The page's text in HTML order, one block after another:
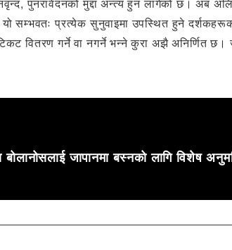
सम्भवतः प्रत्येक सुनुवाइमा उपस्थित हुने
वितरण गर्ने वा नगर्ने भन्ने कुरा अझै अनिर्णित
बोलानोसलाई जापानमा बस्नको लागि विशेष